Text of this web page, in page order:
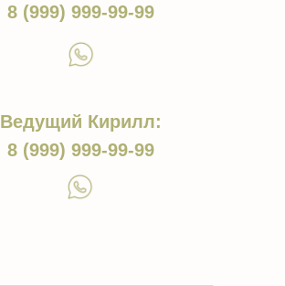
8 (999) 999-99-99
Ведущий Кирилл:
8 (999) 999-99-99